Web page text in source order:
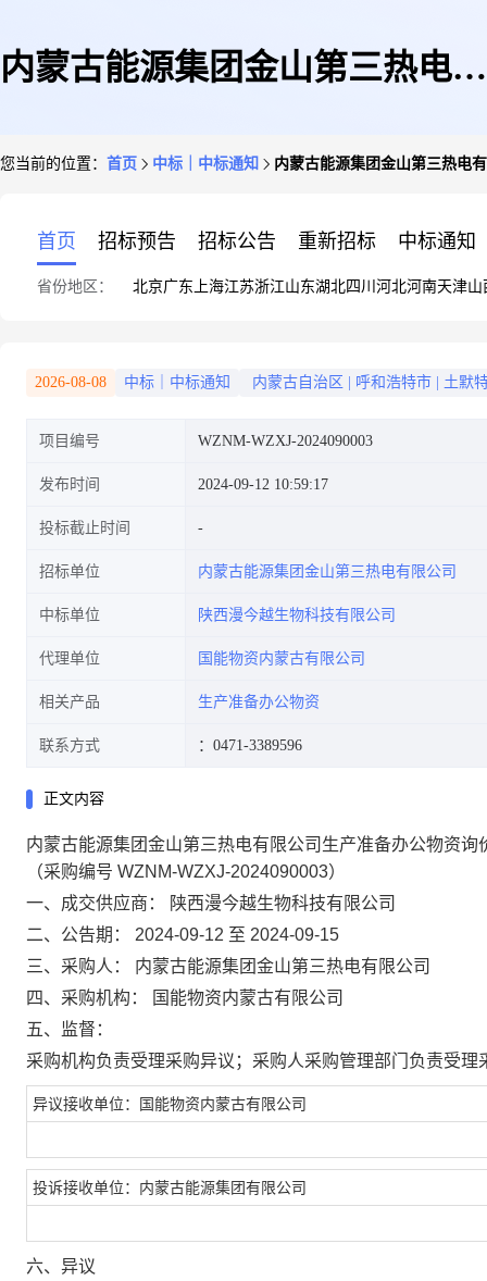
内蒙古能源集团金山第三热电有
您当前的位置： 首页 中标｜中标通知 内蒙古能源集团金山第三热电
首页 招标预告 招标公告 重新招标 中标通知
省份地区： 北京广东 上海江苏浙江山东湖北四川 河北河南天津山
2026-08-08 中标｜中标通知 内蒙古自治区 呼和浩特市 土默
项目编号 WZNM-WZXJ-2024090003
发布时间 2024-09-12 10:59:17
投标截止时间
招标单位 内蒙古能源集团金山第三热电有限公司
中标单位 陕西漫今越生物科技有限公司
代理单位 国能物资内蒙古有限公司
相关产品 生产准备办公物资
联系方式 ：0471-3389596
正文内容
内蒙古能源集团金山第三热电有限公司生产准备办公物资询
（采购编号 WZNM-WZXJ-2024090003）
一、成交供应商：
陕西漫今越生物科技有限公司
二、公告期：
2024-09-12 至 2024-09-15
三、采购人：
内蒙古能源集团金山第三热电有限公司
四、采购机构：
国能物资内蒙古有限公司
五、监督：
采购机构负责受理采购异议；采购人采购管理部门负责受理
异议接收单位：国能物资内蒙古有限公司
投诉接收单位：内蒙古能源集团有限公司
六、异议